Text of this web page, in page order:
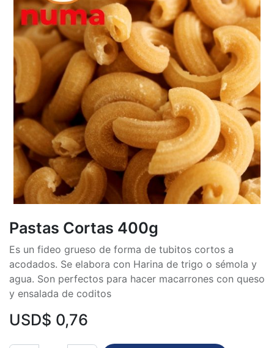
Pastas Cortas 400g
Es un fideo grueso de forma de tubitos cortos a
acodados. Se elabora con Harina de trigo o sémola y
agua. Son perfectos para hacer macarrones con queso
y ensalada de coditos
USD$ 0,76